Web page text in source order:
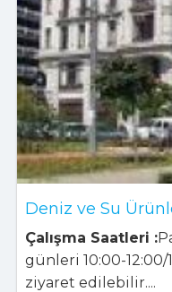
Deniz ve Su
Çalışma Saatleri :
günleri 10:00-12:00/
ziyaret edilebilir....